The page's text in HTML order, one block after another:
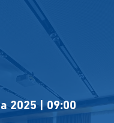
2025|09:00